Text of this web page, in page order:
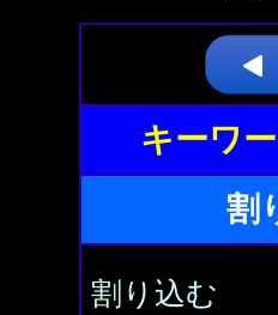
キーワ
割
割り込む